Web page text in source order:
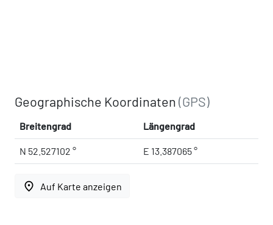
Geographische Koordinaten(GPS)
Breitengrad Längengrad
N 52.527102 ° E 13.387065 °
place Auf Karte anzeigen